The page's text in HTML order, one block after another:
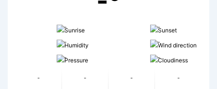
- -
- -
- -
-
-
-
-